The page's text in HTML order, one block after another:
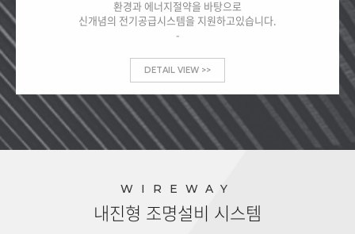
환경과 에너지절약을 바탕으로
신개념의 전기공급시스템을 지원하고있습니다.
-
DETAIL VIEW >>
WIREWAY
내진형 조명설비 시스템